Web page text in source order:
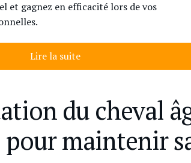
et gagnez en efficacité lors de vos
Lire la suite
du cheval
pour maintenir